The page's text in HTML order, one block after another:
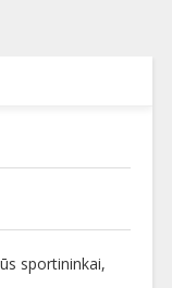
sportininkai,